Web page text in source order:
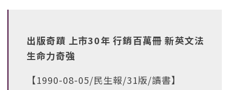
出版奇蹟 上市30年 行銷百萬冊 新英文法
生命力奇強
【1990-08-05/民生報/31版/讀書】